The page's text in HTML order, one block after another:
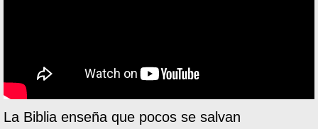
La Biblia enseña que pocos se salvan